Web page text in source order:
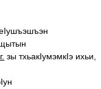
зы тхьакIумэмкIэ ихьи,